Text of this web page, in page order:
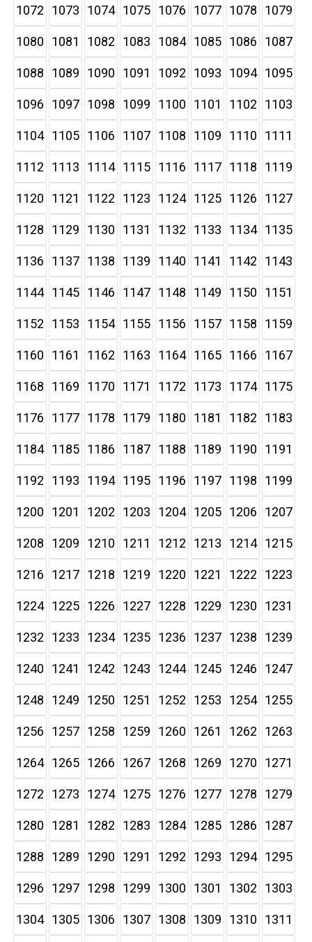
1072 1073 1074 1075 1076 1077 1078 1079
1080 1081 1082 1083 1084 1085 1086 1087
1088 1089 1090 1091 1092 1093 1094 1095
1096 1097 1098 1099 1100 1101 1102 1103
1104 1105 1106 1107 1108 1109 1110 1111
1112 1113 1114 1115 1116 1117 1118 1119
1120 1121 1122 1123 1124 1125 1126 1127
1128 1129 1130 1131 1132 1133 1134 1135
1136 1137 1138 1139 1140 1141 1142 1143
1144 1145 1146 1147 1148 1149 1150 1151
1152 1153 1154 1155 1156 1157 1158 1159
1160 1161 1162 1163 1164 1165 1166 1167
1168 1169 1170 1171 1172 1173 1174 1175
1176 1177 1178 1179 1180 1181 1182 1183
1184 1185 1186 1187 1188 1189 1190 1191
1192 1193 1194 1195 1196 1197 1198 1199
1200 1201 1202 1203 1204 1205 1206 1207
1208 1209 1210 1211 1212 1213 1214 1215
1216 1217 1218 1219 1220 1221 1222 1223
1224 1225 1226 1227 1228 1229 1230 1231
1232 1233 1234 1235 1236 1237 1238 1239
1240 1241 1242 1243 1244 1245 1246 1247
1248 1249 1250 1251 1252 1253 1254 1255
1256 1257 1258 1259 1260 1261 1262 1263
1264 1265 1266 1267 1268 1269 1270 1271
1272 1273 1274 1275 1276 1277 1278 1279
1280 1281 1282 1283 1284 1285 1286 1287
1288 1289 1290 1291 1292 1293 1294 1295
1296 1297 1298 1299 1300 1301 1302 1303
1304 1305 1306 1307 1308 1309 1310 1311